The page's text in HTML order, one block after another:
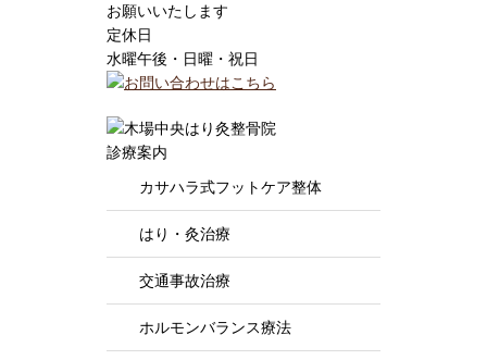
お願いいたします
定休日
水曜午後・日曜・祝日
診療案内
カサハラ式フットケア整体
はり・灸治療
交通事故治療
ホルモンバランス療法